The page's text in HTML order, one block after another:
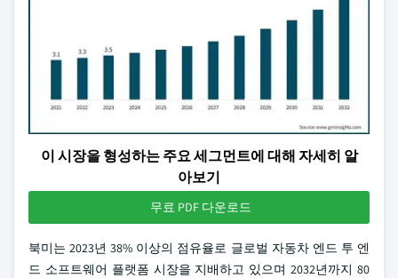
이 시장을 형성하는 주요 세그먼트에 대해 자세히 알
아보기
무료 PDF 다운로드
북미는 2023년 38% 이상의 점유율로 글로벌 자동차 엔드 투 엔
드 소프트웨어 플랫폼 시장을 지배하고 있으며 2032년까지 80